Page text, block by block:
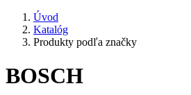
Úvod
Katalóg
Produkty podľa značky
BOSCH